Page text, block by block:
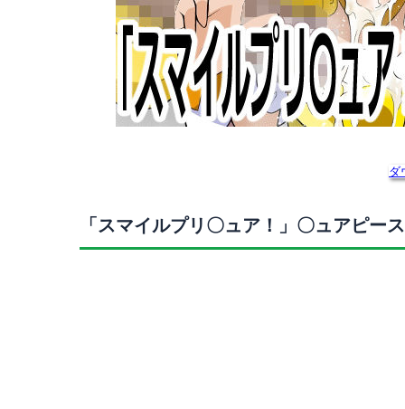
ダ
「スマイルプリ〇ュア！」〇ュアピー